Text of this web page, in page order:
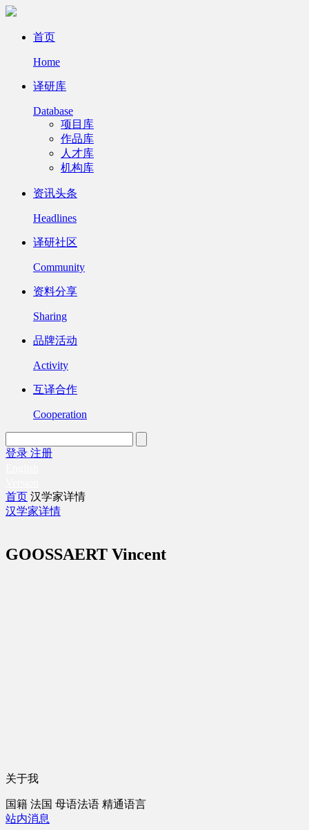
首页
Home
译研库
Database
项目库
作品库
人才库
机构库
资讯头条
Headlines
译研社区
Community
资料分享
Sharing
品牌活动
Activity
互译合作
Cooperation
登录 注册
首页 汉学家详情
汉学家详情
GOOSSAERT Vincent
关于我
国籍 法国 母语法语 精通语言
站内消息